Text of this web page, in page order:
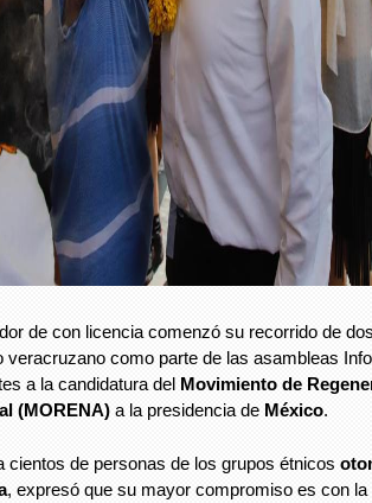
de con licencia comenzó su recorrido de
veracruzano como parte de las asambleas
a la candidatura del Movimiento de
(MORENA) a la presidencia de México.
cientos de personas de los grupos étnicos
, expresó que su mayor compromiso es con la